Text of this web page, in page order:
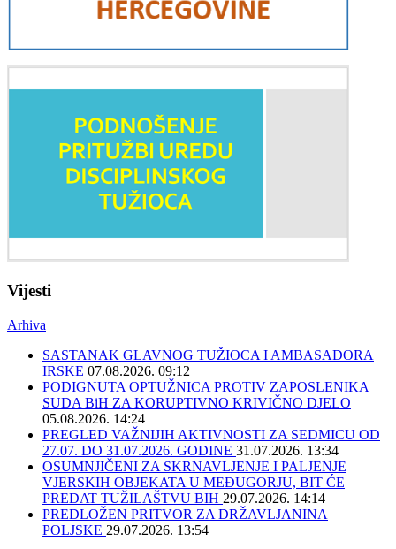
Vijesti
Arhiva
SASTANAK GLAVNOG TUŽIOCA I AMBASADORA
IRSKE 07.08.2026. 09:12
PODIGNUTA OPTUŽNICA PROTIV ZAPOSLENIKA
SUDA BiH ZA KORUPTIVNO KRIVIČNO DJELO
05.08.2026. 14:24
PREGLED VAŽNIJIH AKTIVNOSTI ZA SEDMICU OD
27.07. DO 31.07.2026. GODINE 31.07.2026. 13:34
OSUMNJIČENI ZA SKRNAVLJENJE I PALJENJE
VJERSKIH OBJEKATA U MEĐUGORJU, BIT ĆE
PREDAT TUŽILAŠTVU BIH 29.07.2026. 14:14
PREDLOŽEN PRITVOR ZA DRŽAVLJANINA
POLJSKE 29.07.2026. 13:54